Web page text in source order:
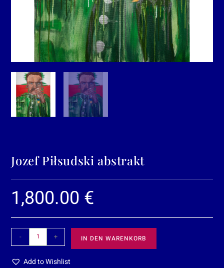
Jozef Piłsudski abstrakt
1,800.00 €
- + IN DEN WARENKORB
Add to Wishlist